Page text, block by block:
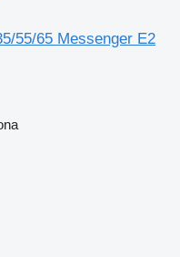
55/65 Messenger E2